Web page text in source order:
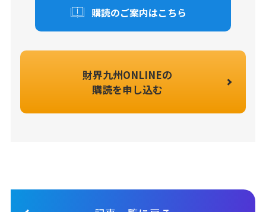
購読のご案内はこちら
財界九州ONLINEの
購読を申し込む